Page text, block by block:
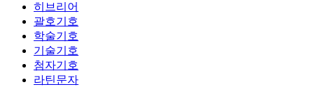
히브리어
괄호기호
학술기호
기술기호
첨자기호
라틴문자